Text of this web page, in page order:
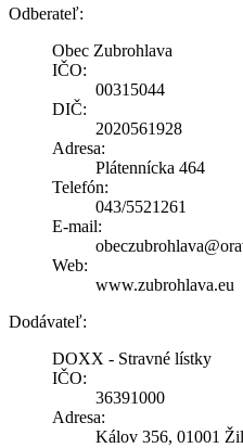
Odberateľ:
Obec Zubrohlava
IČO:
00315044
DIČ:
2020561928
Adresa:
Plátennícka 464
Telefón:
043/5521261
E-mail:
Web:
www.zubrohlava.eu
Dodávateľ:
DOXX - Stravné lístky
IČO:
36391000
Adresa:
Kálov 356, 01001